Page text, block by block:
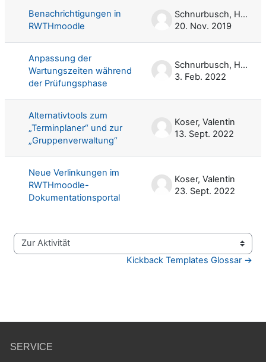
Benachrichtigungen in
RWTHmoodle
Schnurbusch, Harald
20. Nov. 2019
Anpassung der
Wartungszeiten während
der Prüfungsphase
Schnurbusch, Harald
3. Feb. 2022
Alternativtools zum
„Terminplaner“ und zur
„Gruppenverwaltung“
Koser, Valentin
13. Sept. 2022
Neue Verlinkungen im
RWTHmoodle-
Dokumentationsportal
Koser, Valentin
23. Sept. 2022
Zur Aktivität
Kickback Templates Glossar →
SERVICE